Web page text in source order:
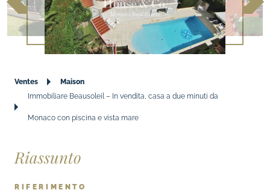
Ventes
Maison
Immobiliare Beausoleil – In vendita, casa a due minuti da
Monaco con piscina e vista mare
Riassunto
RIFERIMENTO